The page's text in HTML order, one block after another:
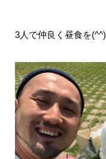
3人で仲良く昼食を(^^)